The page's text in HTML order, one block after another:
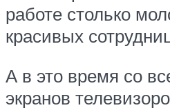
работе столько
красивых
А в это время со
экранов